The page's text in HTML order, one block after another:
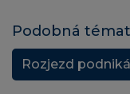
Podobná
Rozjezd